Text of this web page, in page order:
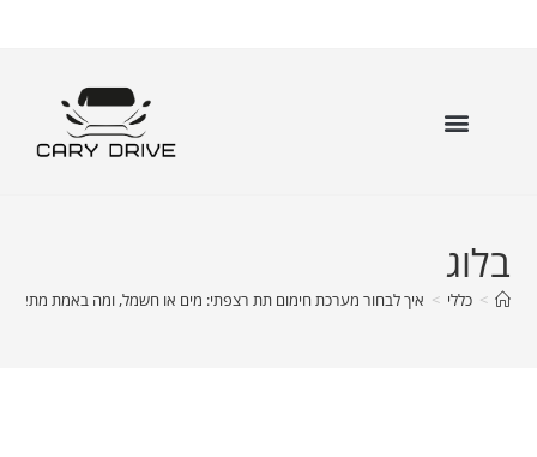
בלוג
> כללי > איך לבחור מערכת חימום תת רצפתי: מים או חשמל, ומה באמת מתאים